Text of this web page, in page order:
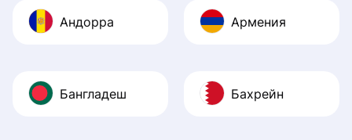
Андорра Армения
Бангладеш Бахрейн